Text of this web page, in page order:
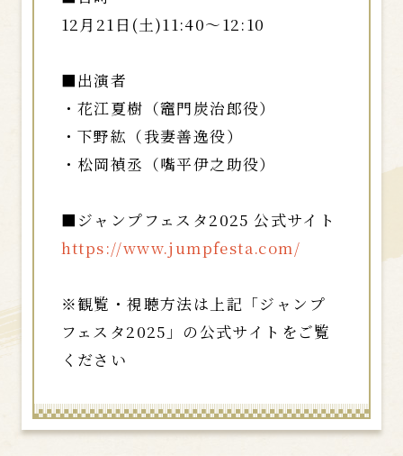
12月21日(土)11:40～12:10
■出演者
・花江夏樹（竈門炭治郎役）
・下野紘（我妻善逸役）
・松岡禎丞（嘴平伊之助役）
■ジャンプフェスタ2025 公式サイト
https://www.jumpfesta.com/
※観覧・視聴方法は上記「ジャンプ
フェスタ2025」の公式サイトをご覧
ください